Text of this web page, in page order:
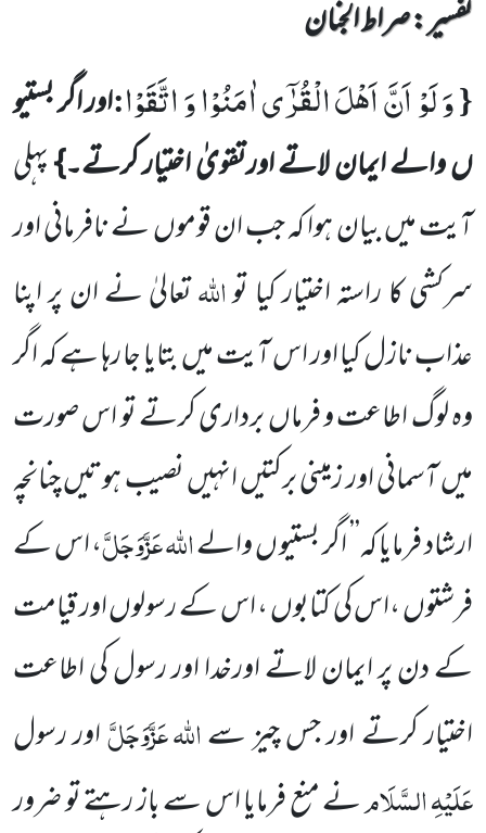
تفسیر : ‎صراط الجنان
{وَ لَوْ اَنَّ اَهْلَ الْقُرٰۤى اٰمَنُوْا وَ اتَّقَوْا:اور اگر بستیو
ں والے ایمان لاتے اورتقویٰ اختیار کرتے۔}پہلی
آیت میں بیانہوا کہ جب ان قوموں نے نافرمانی اور
سرکشی کا راستہ اختیار کیا تواللہتعالیٰ نے ان پر اپنا
عذاب نازل کیا اور اس آیت میں بتایاجا رہا ہے کہ اگر
وہ لوگ اطاعت و فرماں برداری کرتے تو اس صورت
میں آسمانی اور زمینی برکتیں انہیں نصیب ہوتیں چنانچہ
ارشاد فرمایا کہ’’ اگر بستیو ں والےاللہ عَزَّوَجَلَّ، اس کے
فرشتوں ،اس کی کتابوں ، اس کے رسولوں اور قیامت
کے دن پر ایمانلاتے اورخدا اور رسول کی اطاعت
اختیار کرتے اور جس چیز سےاللہعَزَّوَجَلَّاور رسول
عَلَیْہِ السَّلَامنے منع فرمایا اس سےباز رہتے تو ضرور